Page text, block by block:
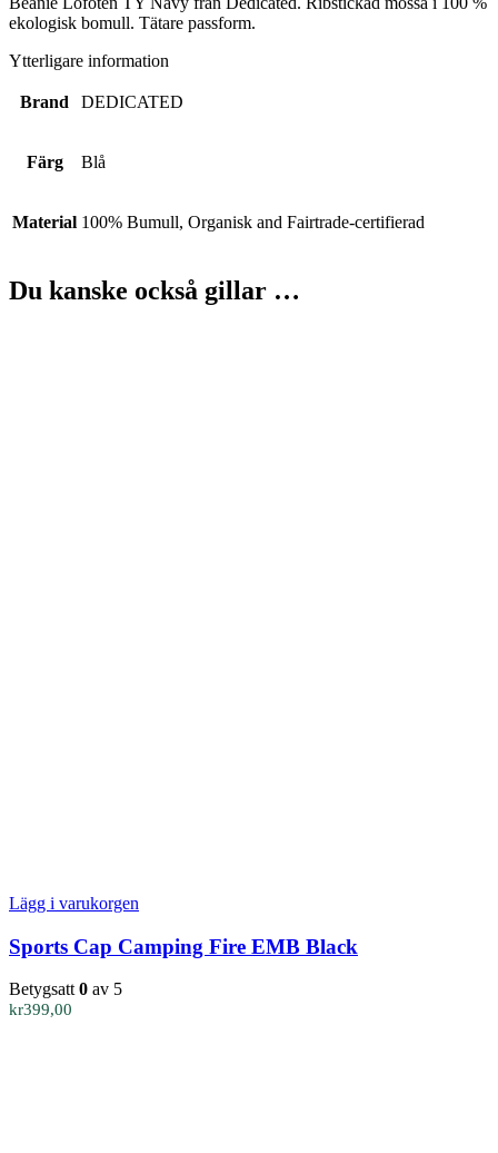
ekologisk bomull. Tätare passform.
Ytterligare information
Brand DEDICATED
Färg Blå
Material 100% Bumull, Organisk and Fairtrade-certifierad
Du kanske också gillar …
Lägg i varukorgen
Sports Cap Camping Fire EMB Black
Betygsatt 0 av 5
kr399,00